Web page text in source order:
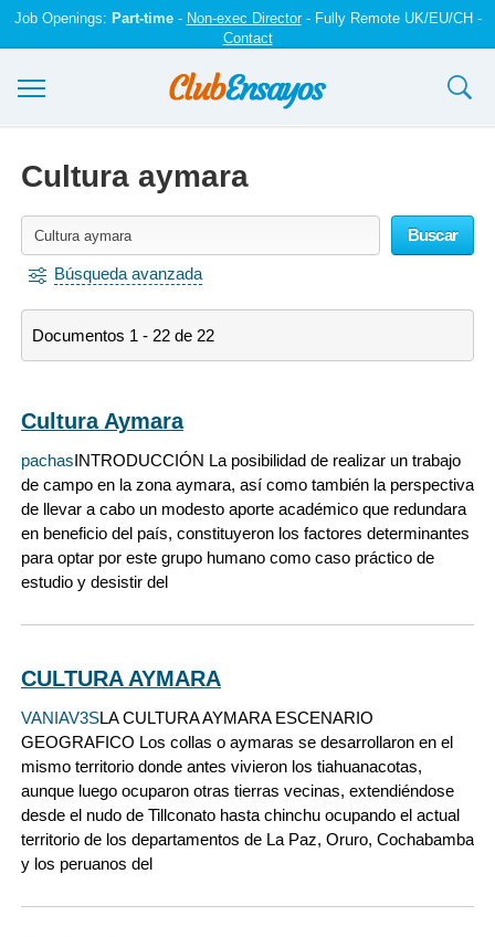
Job Openings: Part-time- Non-exec Director- Fully Remote UK/EU/CH -
Contact
Iniciar sesión
Cultura aymara
Buscar
Búsqueda avanzada
Documentos 1 - 22 de 22
Cultura Aymara
pachasINTRODUCCIÓN La posibilidad de realizar un trabajo
de campo en la zona aymara, así como también la perspectiva
de llevar a cabo un modesto aporte académico que redundara
en beneficio del país, constituyeron los factores determinantes
para optar por este grupo humano como caso práctico de
estudio y desistir del
CULTURA AYMARA
VANIAV3SLA CULTURA AYMARA ESCENARIO
GEOGRAFICO Los collas o aymaras se desarrollaron en el
mismo territorio donde antes vivieron los tiahuanacotas,
aunque luego ocuparon otras tierras vecinas, extendiéndose
desde el nudo de Tillconato hasta chinchu ocupando el actual
territorio de los departamentos de La Paz, Oruro, Cochabamba
y los peruanos del